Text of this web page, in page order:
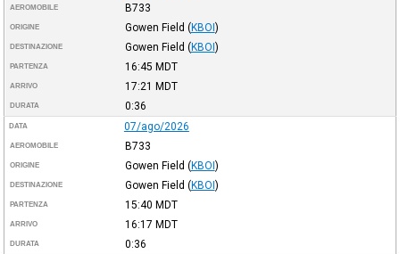
AEROMOBILE B733
ORIGINE Gowen Field (KBOI)
DESTINAZIONE Gowen Field (KBOI)
PARTENZA 16:45 MDT
ARRIVO 17:21 MDT
DURATA 0:36
DATA 07/ago/2026
AEROMOBILE B733
ORIGINE Gowen Field (KBOI)
DESTINAZIONE Gowen Field (KBOI)
PARTENZA 15:40 MDT
ARRIVO 16:17 MDT
DURATA 0:36